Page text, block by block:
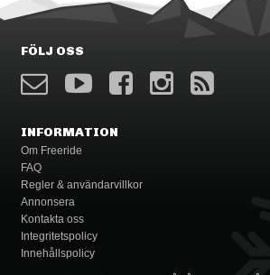
FÖLJ OSS
INFORMATION
Om Freeride
FAQ
Regler & användarvillkor
Annonsera
Kontakta oss
Integritetspolicy
Innehållspolicy